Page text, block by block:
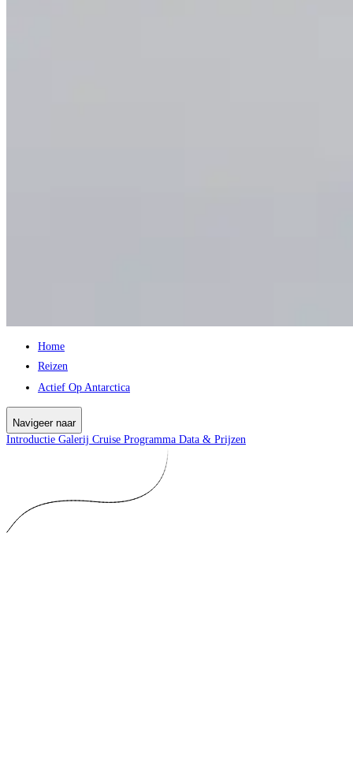
Home
Reizen
Actief Op Antarctica
Navigeer naar
Introductie Galerij Cruise Programma Data & Prijzen